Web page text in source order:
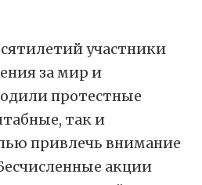
участники
за мир и
протестные
так и
привлечь внимание
акции